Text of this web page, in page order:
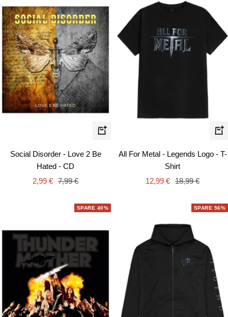
In
Social Disorder - Love 2 Be
Hated - CD
Angebotspreis
2,99 € Regulärer
7,99 €
All For Metal - Legends Logo - T-
Shirt
Angebotspreis
12,99 € Regulärer
18,99 €
SPARE 40% SPARE 56%